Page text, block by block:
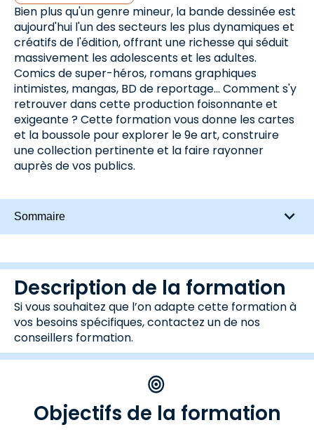
Bien plus qu'un genre mineur, la bande dessinée est
aujourd'hui l'un des secteurs les plus dynamiques et
créatifs de l'édition, offrant une richesse qui séduit
massivement les adolescents et les adultes.
Comics de super-héros, romans graphiques
intimistes, mangas, BD de reportage... Comment s'y
retrouver dans cette production foisonnante et
exigeante ? Cette formation vous donne les cartes
et la boussole pour explorer le 9e art, construire
une collection pertinente et la faire rayonner
auprès de vos publics.
Sommaire
Description de la formation
Si vous souhaitez que l’on adapte cette formation à
vos besoins spécifiques, contactez un de nos
conseillers formation.
Objectifs de la formation